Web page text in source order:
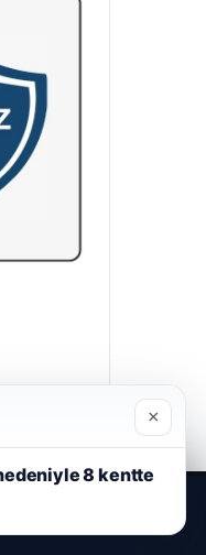
×
8 kentte